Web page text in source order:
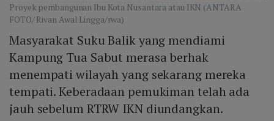
Proyek pembangunan Ibu Kota Nusantara atau IKN (ANTARA
FOTO/ Rivan Awal Lingga/rwa)
Masyarakat Suku Balik yang mendiami
Kampung Tua Sabut merasa berhak
menempati wilayah yang sekarang mereka
tempati. Keberadaan pemukiman telah ada
jauh sebelum RTRW IKN diundangkan.